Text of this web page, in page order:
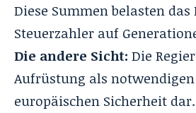
Diese Summen belasten das
Steuerzahler auf
Die andere Sicht: Die
Aufrüstung als
europäischen Sicherheit dar.